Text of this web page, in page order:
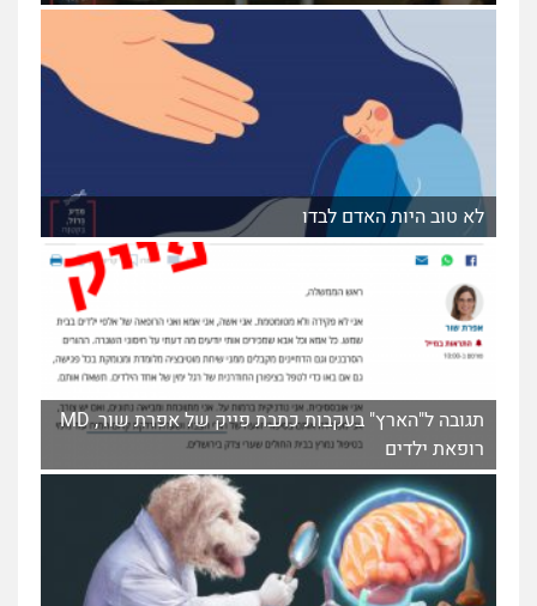
לא טוב היות האדם לבדו
תגובה ל"הארץ" בעקבות כתבת פייק של אפרת שור, MD
רופאת ילדים